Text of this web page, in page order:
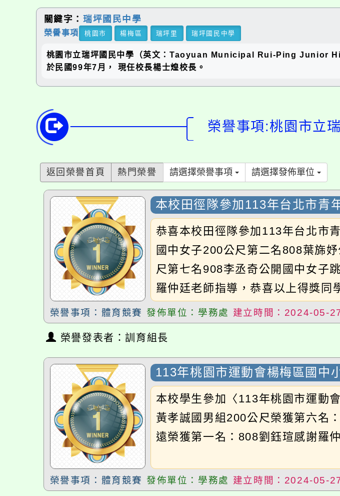
關鍵字：瑞坪國民中學
榮譽事項 桃園市 楊梅區 瑞坪里 瑞坪國民中學
桃園市立瑞坪國民中學（英文：Taoyuan Municipal Rui-Ping Junior High
於民國99年7月， 現任校長楊士煌校長。
榮譽事項:桃園市立瑞
返回榮譽首頁 熱門榮譽 請選擇榮譽事項 請選擇發佈單位
本校田徑隊參加113年台北市青年盃
恭喜本校田徑隊參加113年台北市青
國中女子200公尺第二名808葉旆妤
尺第七名908李丞奇公開國中女子跳
羅仲廷老師指導，恭喜以上得獎同學！
榮譽事項：體育競賽 發佈單位：學務處 建立時間：2024-05-27 瀏
榮譽發表者：訓育組長
本校學生參加〈113年桃園市運動會楊
黃孝誠國男組200公尺榮獲第六名：
遠榮獲第一名：808劉鈺瑄感謝羅仲
榮譽事項：體育競賽
榮譽發表者：訓育組長